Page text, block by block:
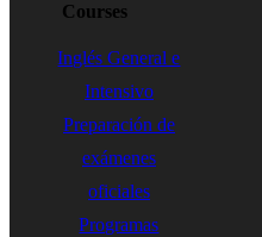
Courses
Inglés General e
Intensivo
Preparación de
exámenes
oficiales
Programas